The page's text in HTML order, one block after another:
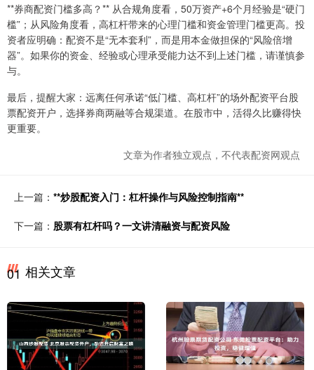
**券商配资门槛多高？** 从合规角度看，50万资产+6个月经验是“硬门
槛”；从风险角度看，高杠杆带来的心理门槛和资金管理门槛更高。投
资者应明确：配资不是“无本套利”，而是用本金做担保的“风险倍增
器”。如果你的资金、经验或心理承受能力达不到上述门槛，请谨慎参
与。
最后，提醒大家：远离任何承诺“低门槛、高杠杆”的场外配资平台股
票配资开户，选择券商两融等合规渠道。在股市中，活得久比赚得快
更重要。
文章为作者独立观点，不代表配资网观点
上一篇： **炒股配资入门：杠杆操作与风险控制指南**
下一篇： 股票有杠杆吗？一文讲清融资与配资风险
01 相关文章